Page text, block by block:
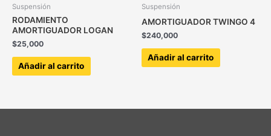
Suspensión
RODAMIENTO
AMORTIGUADOR LOGAN
$25,000
Añadir al carrito
Suspensión
AMORTIGUADOR TWINGO 4
$240,000
Añadir al carrito